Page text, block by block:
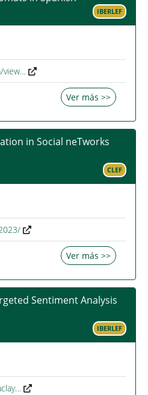
IBERLEF
view…
Ver más >>
in Social neTworks
CLEF
Ver más >>
Sentiment Analysis
IBERLEF